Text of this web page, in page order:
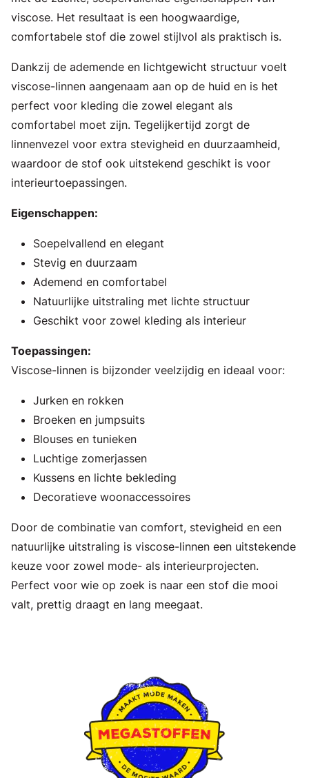
viscose. Het resultaat is een hoogwaardige,
comfortabele stof die zowel stijlvol als praktisch is.
Dankzij de ademende en lichtgewicht structuur voelt
viscose-linnen aangenaam aan op de huid en is het
perfect voor kleding die zowel elegant als
comfortabel moet zijn. Tegelijkertijd zorgt de
linnenvezel voor extra stevigheid en duurzaamheid,
waardoor de stof ook uitstekend geschikt is voor
interieurtoepassingen.
Eigenschappen:
Soepelvallend en elegant
Stevig en duurzaam
Ademend en comfortabel
Natuurlijke uitstraling met lichte structuur
Geschikt voor zowel kleding als interieur
Toepassingen:
Viscose-linnen is bijzonder veelzijdig en ideaal voor:
Jurken en rokken
Broeken en jumpsuits
Blouses en tunieken
Luchtige zomerjassen
Kussens en lichte bekleding
Decoratieve woonaccessoires
Door de combinatie van comfort, stevigheid en een
natuurlijke uitstraling is viscose-linnen een uitstekende
keuze voor zowel mode- als interieurprojecten.
Perfect voor wie op zoek is naar een stof die mooi
valt, prettig draagt en lang meegaat.